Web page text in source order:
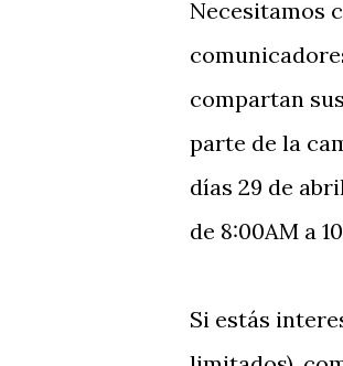
Necesitamos
compartan
parte de la
días 29 de
de 8:00AM a
Si estás